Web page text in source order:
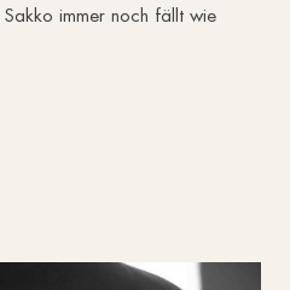
immer noch fällt wie